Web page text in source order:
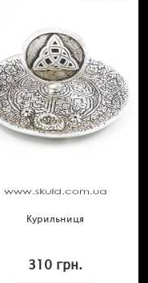
Курильниця
310 грн.